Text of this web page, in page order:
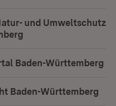
und Umweltschutz
Baden-Württemberg
Baden-Württemberg